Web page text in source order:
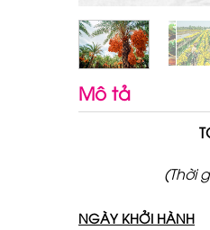
Mô tả
(Thời
NGÀY KHỞI HÀNH